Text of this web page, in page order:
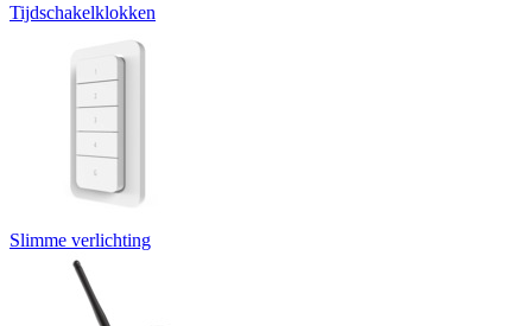
Tijdschakelklokken
Slimme verlichting